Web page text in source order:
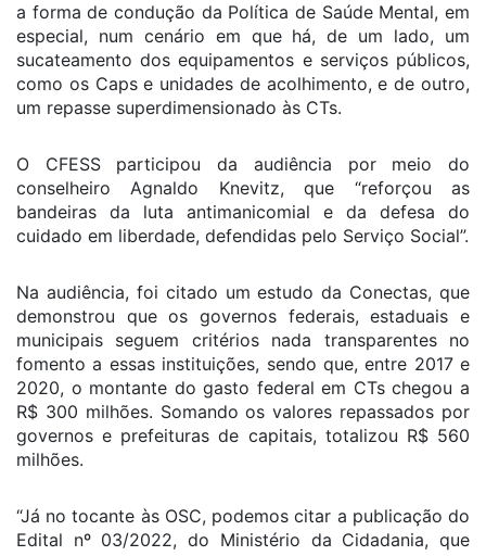
a forma de condução da Política de Saúde Mental, em
especial, num cenário em que há, de um lado, um
sucateamento dos equipamentos e serviços públicos,
como os Caps e unidades de acolhimento, e de outro,
um repasse superdimensionado às CTs.
O CFESS participou da audiência por meio do
conselheiro Agnaldo Knevitz, que “reforçou as
bandeiras da luta antimanicomial e da defesa do
cuidado em liberdade, defendidas pelo Serviço Social”.
Na audiência, foi citado um estudo da Conectas, que
demonstrou que os governos federais, estaduais e
municipais seguem critérios nada transparentes no
fomento a essas instituições, sendo que, entre 2017 e
2020, o montante do gasto federal em CTs chegou a
R$ 300 milhões. Somando os valores repassados por
governos e prefeituras de capitais, totalizou R$ 560
milhões.
“Já no tocante às OSC, podemos citar a publicação do
Edital nº 03/2022, do Ministério da Cidadania, que